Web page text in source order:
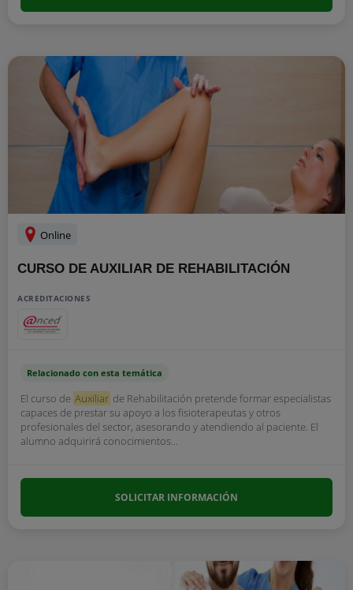
Online
CURSO DE AUXILIAR DE REHABILITACIÓN
ACREDITACIONES
Relacionado con esta temática
El curso de Auxiliar de Rehabilitación pretende formar especialistas
capaces de prestar su apoyo a los fisioterapeutas y otros
profesionales del sector, asesorando y atendiendo al paciente. El
alumno adquirirá conocimientos...
SOLICITAR INFORMACIÓN